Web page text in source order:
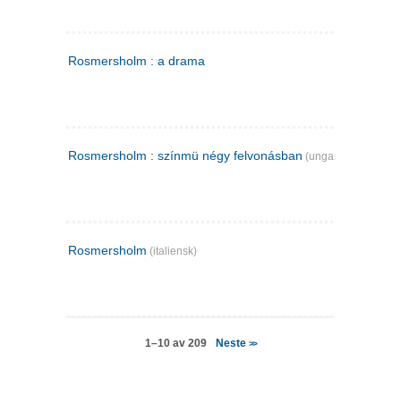
Rosmersholm : a drama
Rosmersholm : színmü négy felvonásban (ungarsk)
Rosmersholm (italiensk)
1–10 av 209 Neste >>